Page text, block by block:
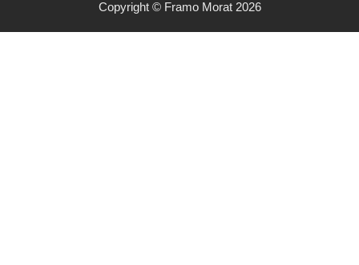
Copyright © Framo Morat 2026